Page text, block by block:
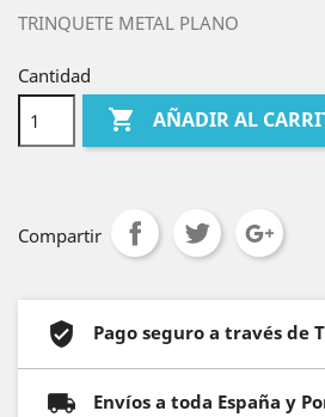
TRINQUETE METAL PLANO
Cantidad
 AÑADIR AL
Compartir
Pago seguro a través de
Envíos a toda España y